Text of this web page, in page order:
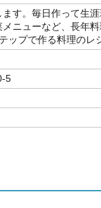
す。毎日作って生
メニューなど、長年
ップで作る料理のレ
5